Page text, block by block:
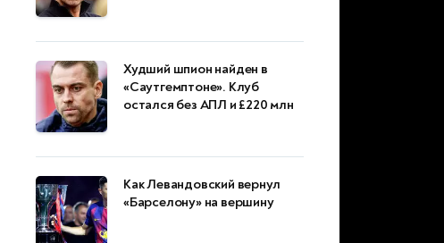
Худший шпион найден в
«Саутгемптоне». Клуб
остался без АПЛ и £220 млн
Как Левандовский вернул
«Барселону» на вершину